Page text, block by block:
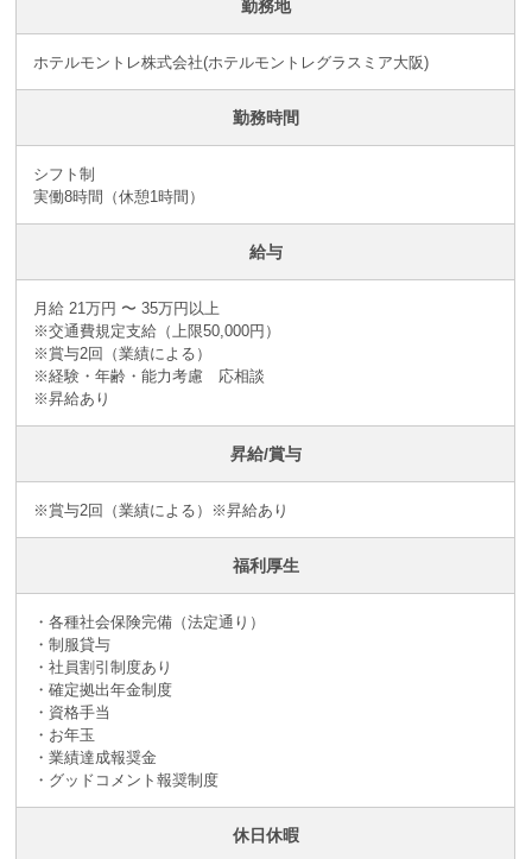
勤務地
ホテルモントレ株式会社(ホテルモントレグラスミア大阪)
勤務時間
シフト制
実働8時間（休憩1時間）
給与
月給 21万円 〜 35万円以上
※交通費規定支給（上限50,000円）
※賞与2回（業績による）
※経験・年齢・能力考慮 応相談
※昇給あり
昇給/賞与
※賞与2回（業績による）※昇給あり
福利厚生
・各種社会保険完備（法定通り）
・制服貸与
・社員割引制度あり
・確定拠出年金制度
・資格手当
・お年玉
・業績達成報奨金
・グッドコメント報奨制度
休日休暇